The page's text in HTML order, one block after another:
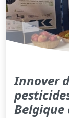
Innover